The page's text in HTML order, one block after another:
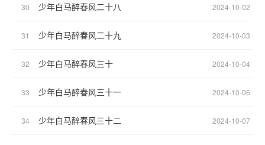
30 少年白马醉春风二十八 2024-10-02
31 少年白马醉春风二十九 2024-10-03
32 少年白马醉春风三十 2024-10-04
33 少年白马醉春风三十一 2024-10-06
34 少年白马醉春风三十二 2024-10-07